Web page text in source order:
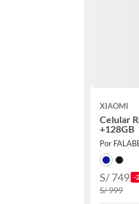
XIAOMI
Celular
+128GB
Por
S/ 749 -
S/ 999